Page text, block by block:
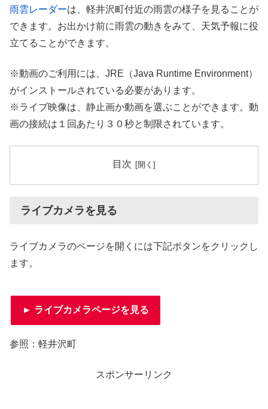
雨雲レーダーは、軽井沢町付近の雨雲の様子を見ることが
できます。お出かけ前に雨雲の動きをみて、天気予報に役
立てることができます。
※動画のご利用には、JRE（Java Runtime Environment）
がインストールされている必要があります。
※ライブ映像は、静止画か動画を選ぶことができます。動
画の接続は１回あたり３０秒と制限されています。
目次
ライブカメラを見る
ライブカメラのページを開くには下記ボタンをクリックし
ます。
► ライブカメラページを見る
参照：軽井沢町
スポンサーリンク